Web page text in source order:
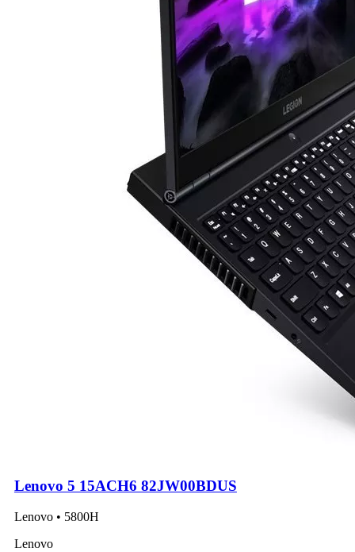
Lenovo 5 15ACH6 82JW00BDUS
Lenovo • 5800H
Lenovo